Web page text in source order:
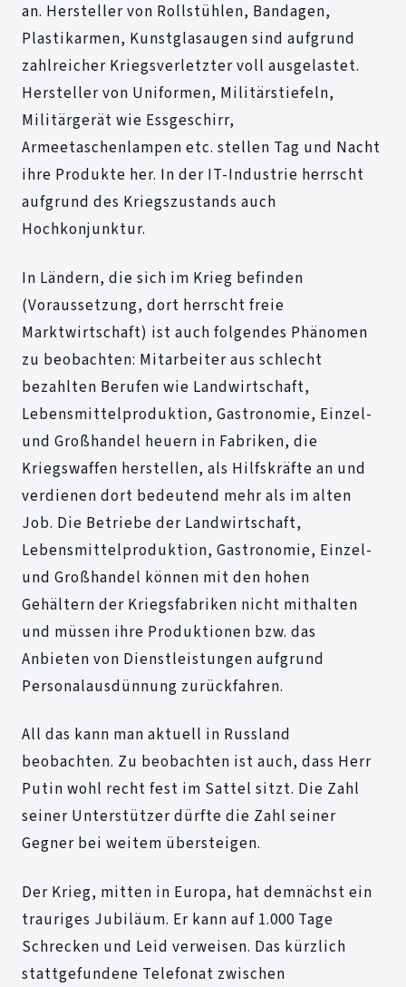
an. Hersteller von Rollstühlen, Bandagen,
Plastikarmen, Kunstglasaugen sind aufgrund
zahlreicher Kriegsverletzter voll ausgelastet.
Hersteller von Uniformen, Militärstiefeln,
Militärgerät wie Essgeschirr,
Armeetaschenlampen etc. stellen Tag und Nacht
ihre Produkte her. In der IT-Industrie herrscht
aufgrund des Kriegszustands auch
Hochkonjunktur.
In Ländern, die sich im Krieg befinden
(Voraussetzung, dort herrscht freie
Marktwirtschaft) ist auch folgendes Phänomen
zu beobachten: Mitarbeiter aus schlecht
bezahlten Berufen wie Landwirtschaft,
Lebensmittelproduktion, Gastronomie, Einzel-
und Großhandel heuern in Fabriken, die
Kriegswaffen herstellen, als Hilfskräfte an und
verdienen dort bedeutend mehr als im alten
Job. Die Betriebe der Landwirtschaft,
Lebensmittelproduktion, Gastronomie, Einzel-
und Großhandel können mit den hohen
Gehältern der Kriegsfabriken nicht mithalten
und müssen ihre Produktionen bzw. das
Anbieten von Dienstleistungen aufgrund
Personalausdünnung zurückfahren.
All das kann man aktuell in Russland
beobachten. Zu beobachten ist auch, dass Herr
Putin wohl recht fest im Sattel sitzt. Die Zahl
seiner Unterstützer dürfte die Zahl seiner
Gegner bei weitem übersteigen.
Der Krieg, mitten in Europa, hat demnächst ein
trauriges Jubiläum. Er kann auf 1.000 Tage
Schrecken und Leid verweisen. Das kürzlich
stattgefundene Telefonat zwischen